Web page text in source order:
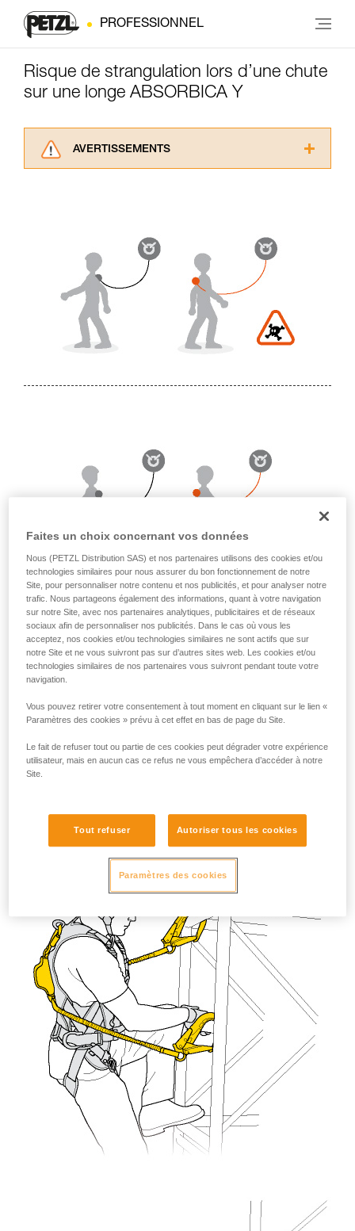
PROFESSIONNEL
Risque de strangulation lors d’une chute
sur une longe ABSORBICA Y
AVERTISSEMENTS
pouvoir comprendre ce complément
d’informations.
Maîtriser ces techniques nécessite une
formation et un entraînement spécifique. Validez
avec un professionnel votre capacité à refaire
la manipulation, seul, en toute sécurité, avant
de la reproduire en autonomie.
Nous donnons des exemples de techniques
que nous ne décrivons pas ici.
Avec une longe en Y connectée au point dorsal, si
l'utilisateur passe les brins de longe sous les bras pour
utiliser les connecteurs devant lui, il peut se trouver dans
une position empêchant le fonctionnement de l'absorbeur
d'énergie.
Remarque : le cas peut également se présenter si la longe
est connectée au point sternal du harnais et utilisée derrière
Faites un choix concernant vos données
Nous (PETZL Distribution SAS) et nos partenaires utilisons des cookies et/ou
technologies similaires pour nous assurer du bon fonctionnement de notre
Site, pour personnaliser notre contenu et nos publicités, et pour analyser notre
trafic. Nous partageons également des informations, quant à votre navigation
sur notre Site, avec nos partenaires analytiques, publicitaires et de réseaux
sociaux afin de personnaliser nos publicités. Dans le cas où vous les
acceptez, nos cookies et/ou technologies similaires ne sont actifs que sur
notre Site et ne vous suivront pas sur d’autres sites web. Les cookies et/ou
technologies similaires de nos partenaires vous suivront pendant toute votre
navigation.
Vous pouvez retirer votre consentement à tout moment en cliquant sur le lien «
Paramètres des cookies » prévu à cet effet en bas de page du Site.
Le fait de refuser tout ou partie de ces cookies peut dégrader votre expérience
utilisateur, mais en aucun cas ce refus ne vous empêchera d’accéder à notre
Site.
Tout refuser Autoriser tous les cookies
Paramètres des cookies